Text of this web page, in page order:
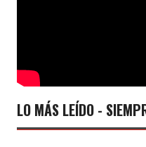
LO MÁS LEÍDO -